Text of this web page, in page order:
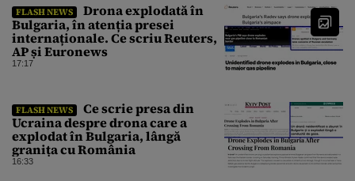
FLASH NEWS
Drona explodată în
Bulgaria, în atenția presei
internaționale. Ce scriu Reuters,
AP și Euronews
17:17
FLASH NEWS
Ce scrie presa din
Ucraina despre drona care a
explodat în Bulgaria, lângă
granița cu România
16:33